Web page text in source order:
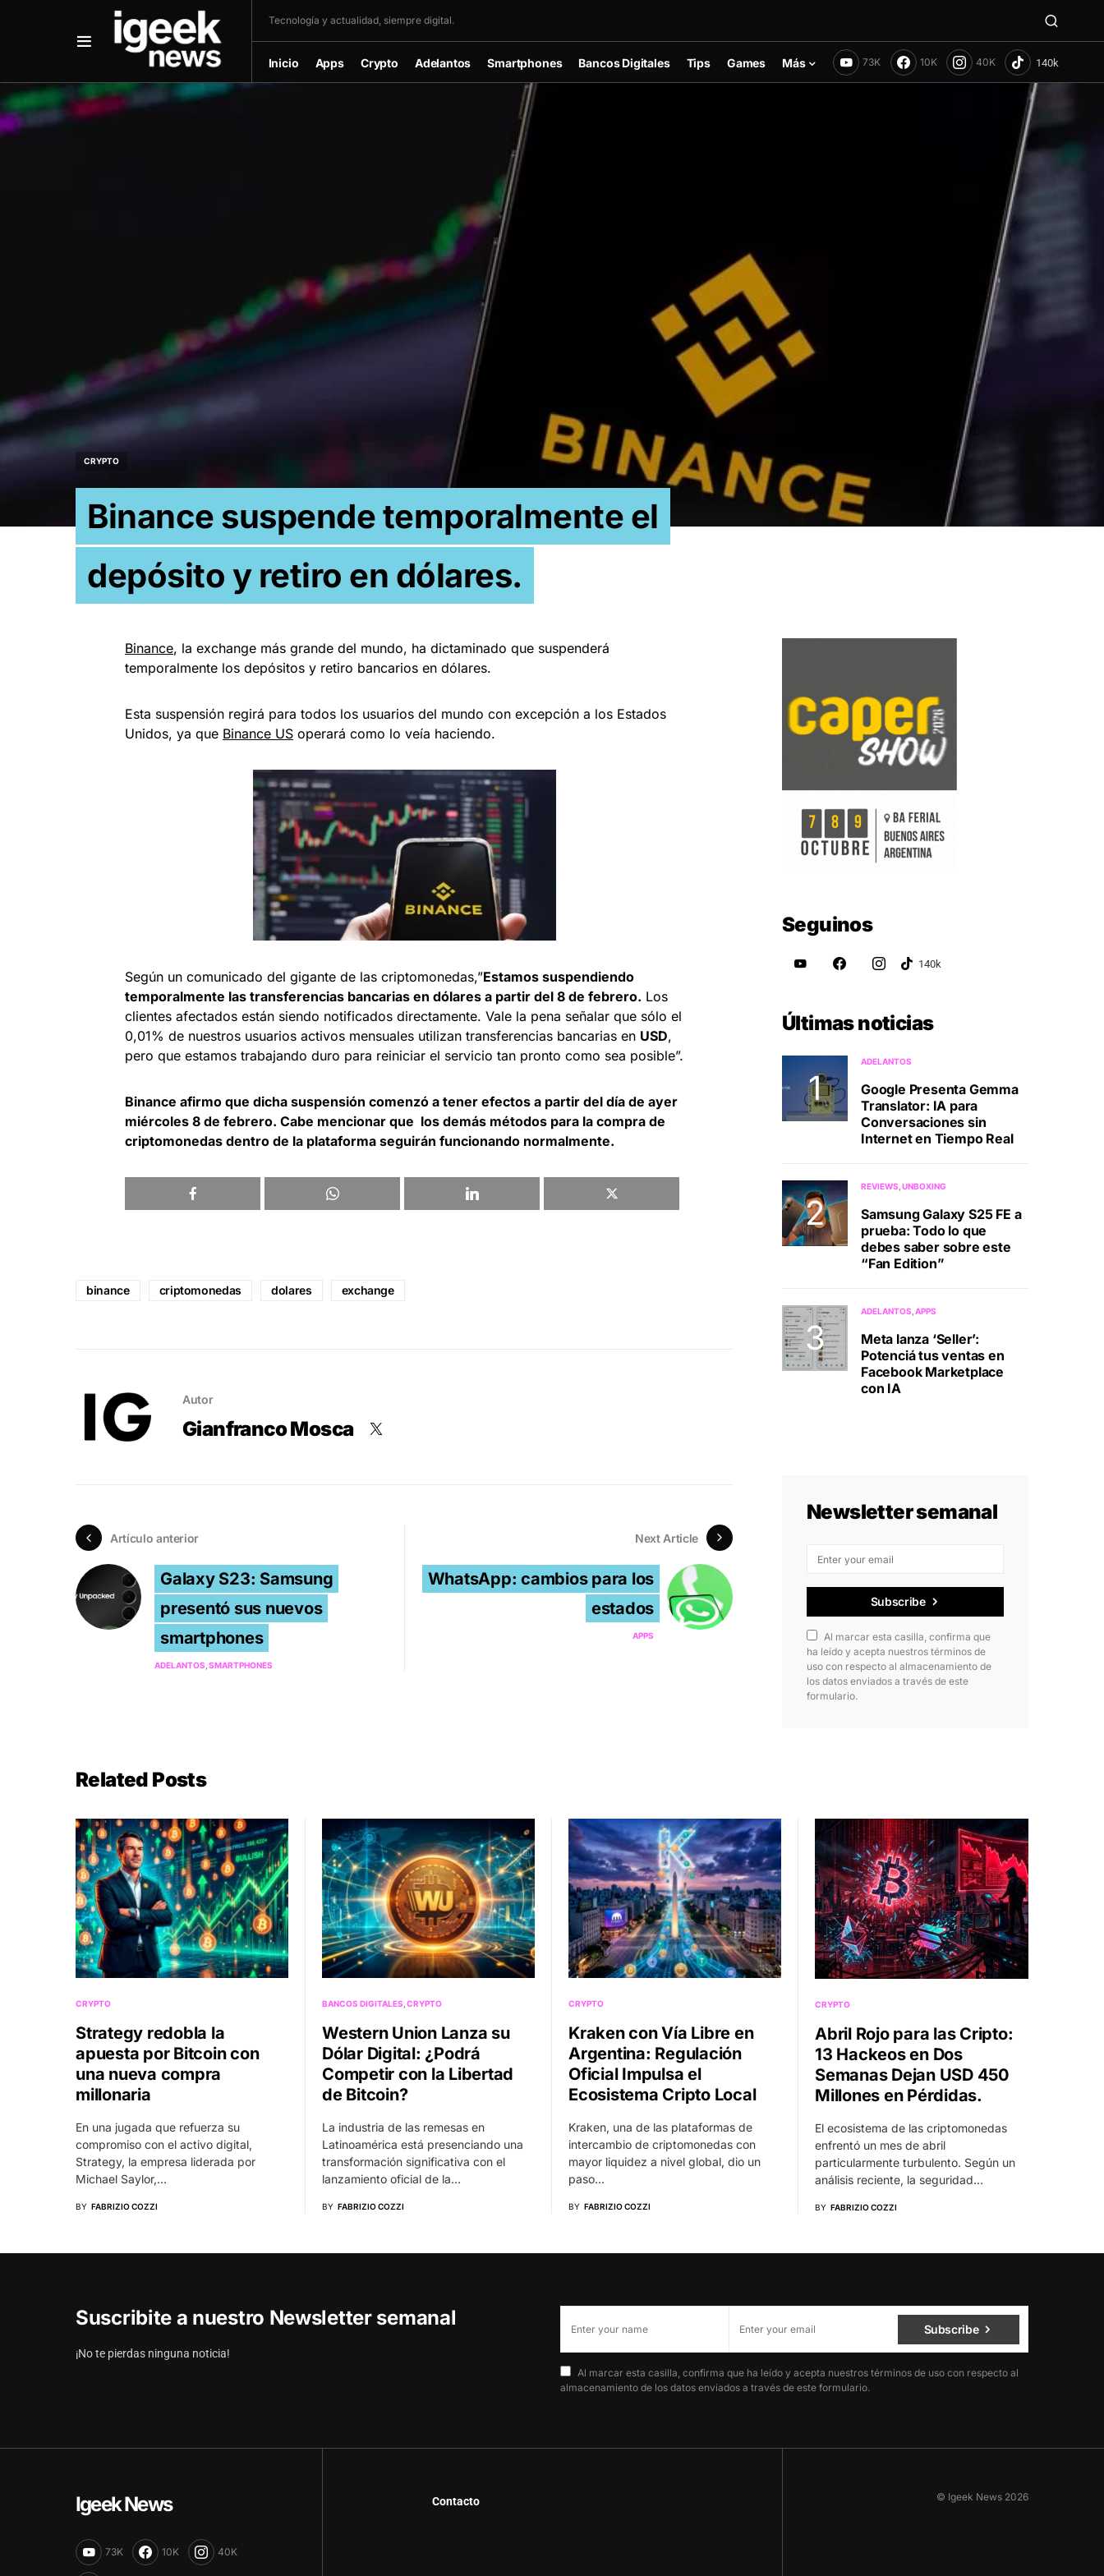
Tecnología y actualidad, siempre digital.
Inicio Apps Crypto Adelantos Smartphones Bancos Digitales Tips Games Más 73K 10K 40K
CRYPTO
Binance suspende temporalmente el
depósito y retiro en dólares.
Binance, la exchange más grande del mundo, ha dictaminado que suspenderá
temporalmente los depósitos y retiro bancarios en dólares.
Esta suspensión regirá para todos los usuarios del mundo con excepción a los Estados
Unidos, ya que Binance US operará como lo veía haciendo.
Según un comunicado del gigante de las criptomonedas,”Estamos suspendiendo
temporalmente las transferencias bancarias en dólares a partir del 8 de febrero. Los
clientes afectados están siendo notificados directamente. Vale la pena señalar que sólo el
0,01% de nuestros usuarios activos mensuales utilizan transferencias bancarias en USD,
pero que estamos trabajando duro para reiniciar el servicio tan pronto como sea posible”.
Binance afirmo que dicha suspensión comenzó a tener efectos a partir del día de ayer
miércoles 8 de febrero. Cabe mencionar que los demás métodos para la compra de
criptomonedas dentro de la plataforma seguirán funcionando normalmente.
binance criptomonedas dolares exchange
Autor
Gianfranco Mosca
Artículo anterior
Galaxy S23: Samsung
presentó sus nuevos
smartphones
ADELANTOS SMARTPHONES
Next Article
WhatsApp: cambios para los
estados
APPS
Seguinos
Últimas noticias
ADELANTOS
Google Presenta Gemma
Translator: IA para
Conversaciones sin
Internet en Tiempo Real
REVIEWS UNBOXING
Samsung Galaxy S25 FE a
prueba: Todo lo que
debes saber sobre este
“Fan Edition”
ADELANTOS APPS
Meta lanza ‘Seller’:
Potenciá tus ventas en
Facebook Marketplace
con IA
Newsletter semanal
Subscribe
Al marcar esta casilla, confirma que
ha leído y acepta nuestros términos de
uso con respecto al almacenamiento de
los datos enviados a través de este
formulario.
Related Posts
CRYPTO
Strategy redobla la
apuesta por Bitcoin con
una nueva compra
millonaria
En una jugada que refuerza su
compromiso con el activo digital,
Strategy, la empresa liderada por
Michael Saylor,…
BY FABRIZIO COZZI
BANCOS DIGITALES CRYPTO
Western Union Lanza su
Dólar Digital: ¿Podrá
Competir con la Libertad
de Bitcoin?
La industria de las remesas en
Latinoamérica está presenciando una
transformación significativa con el
lanzamiento oficial de la…
BY FABRIZIO COZZI
CRYPTO
Kraken con Vía Libre en
Argentina: Regulación
Oficial Impulsa el
Ecosistema Cripto Local
Kraken, una de las plataformas de
intercambio de criptomonedas con
mayor liquidez a nivel global, dio un
paso…
BY FABRIZIO COZZI
CRYPTO
Abril Rojo para las Cripto:
13 Hackeos en Dos
Semanas Dejan USD 450
Millones en Pérdidas.
El ecosistema de las criptomonedas
enfrentó un mes de abril
particularmente turbulento. Según un
análisis reciente, la seguridad…
BY FABRIZIO COZZI
Suscribite a nuestro Newsletter semanal
¡No te pierdas ninguna noticia!
Subscribe
Al marcar esta casilla, confirma que ha leído y acepta nuestros términos de uso con respecto al
almacenamiento de los datos enviados a través de este formulario.
Igeek News
73K 10K 40K
Contacto © Igeek News 2026